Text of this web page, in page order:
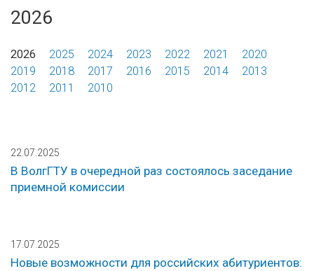
2026
2026 2025 2024 2023 2022 2021
2020
2019
2018 2017 2016 2015 2014
2013
2012
2011 2010
22.07.2025
В ВолгГТУ в очередной раз состоялось заседание
приемной комиссии
17.07.2025
Новые возможности для российских абитуриентов: